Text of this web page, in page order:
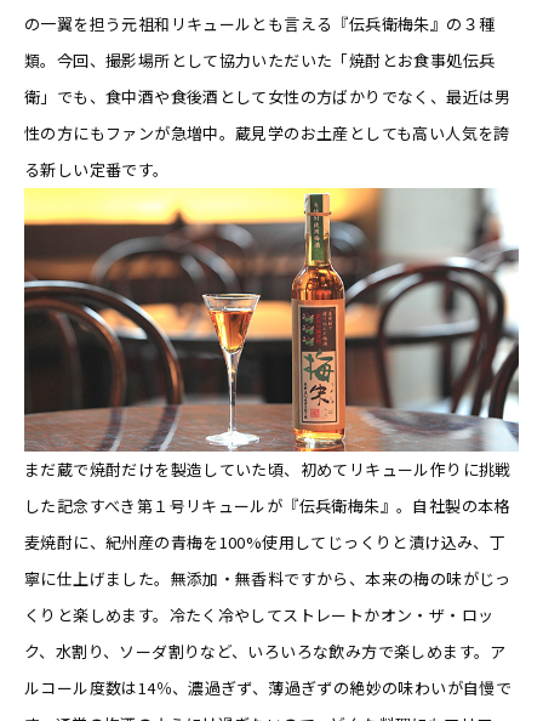
の一翼を担う元祖和リキュールとも言える『伝兵衛梅朱』の３種
類。今回、撮影場所として協力いただいた「焼酎とお食事処伝兵
衛」でも、食中酒や食後酒として女性の方ばかりでなく、最近は男
性の方にもファンが急増中。蔵見学のお土産としても高い人気を誇
る新しい定番です。
まだ蔵で焼酎だけを製造していた頃、初めてリキュール作りに挑戦
した記念すべき第１号リキュールが『伝兵衛梅朱』。自社製の本格
麦焼酎に、紀州産の青梅を100%使用してじっくりと漬け込み、丁
寧に仕上げました。無添加・無香料ですから、本来の梅の味がじっ
くりと楽しめます。冷たく冷やしてストレートかオン・ザ・ロッ
ク、水割り、ソーダ割りなど、いろいろな飲み方で楽しめます。ア
ルコール度数は14％、濃過ぎず、薄過ぎずの絶妙の味わいが自慢で